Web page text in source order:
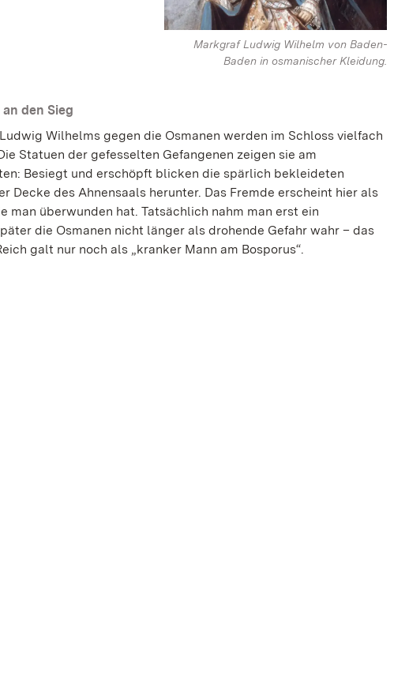
Markgraf Ludwig Wilhelm von Baden-
Baden in osmanischer Kleidung.
den Sieg
Wilhelms gegen die Osmanen werden im Schloss vielfach
Statuen der gefesselten Gefangenen zeigen sie am
Besiegt und erschöpft blicken die spärlich bekleideten
Decke des Ahnensaals herunter. Das Fremde erscheint hier als
man überwunden hat. Tatsächlich nahm man erst ein
die Osmanen nicht länger als drohende Gefahr wahr – das
galt nur noch als „kranker Mann am Bosporus“.